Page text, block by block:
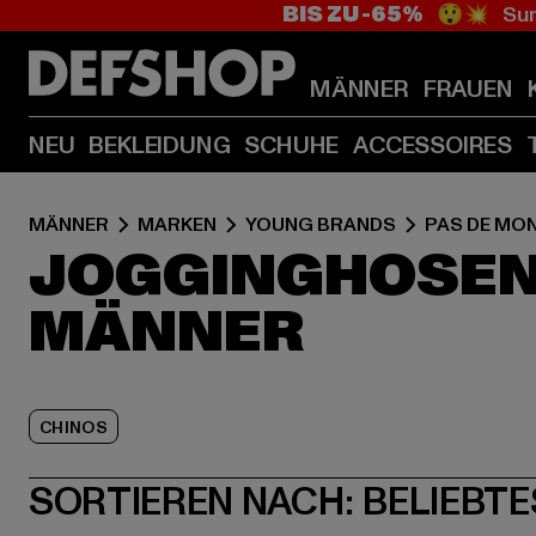
BIS ZU -65% 😲💥
MÄNNER FRAUEN
NEU BEKLEIDUNG SCHUHE ACCESSOIRES
MÄNNER MARKEN YOUNG BRANDS PAS DE
MÄNNER
CHINOS
SORTIEREN NACH: